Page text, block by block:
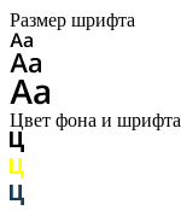
Размер шрифта
Цвет фона и шрифта